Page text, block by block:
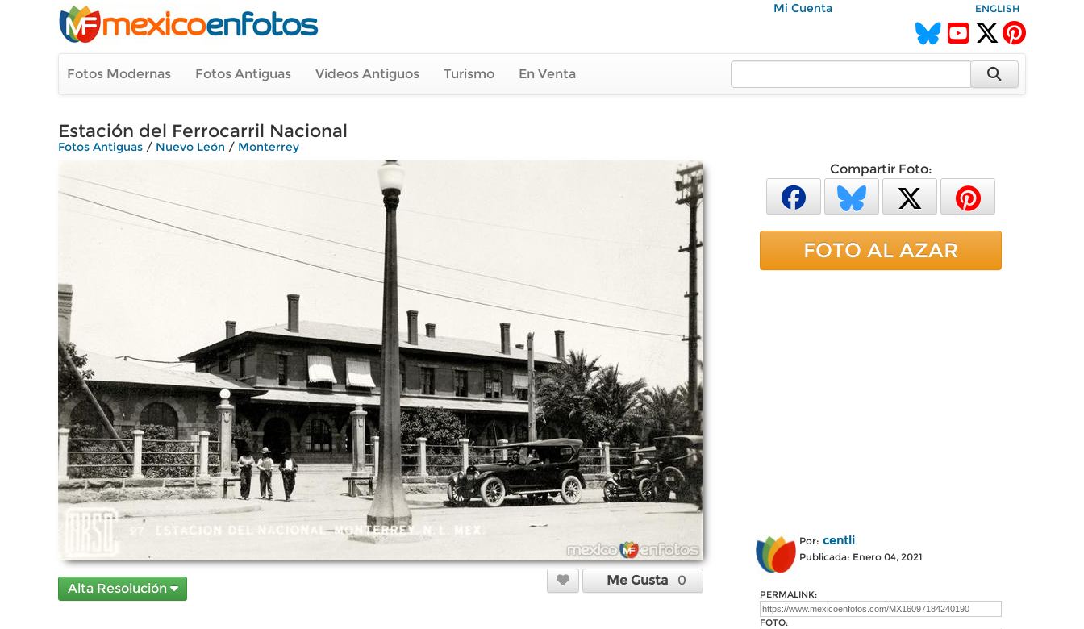
Mi Cuenta ENGLISH
Fotos Modernas Fotos Antiguas Videos Antiguos Turismo En Venta
Estación del Ferrocarril Nacional
Fotos Antiguas / Nuevo León / Monterrey
Alta Resolución
Me Gusta 0
Compartir Foto:
FOTO AL AZAR
Por: centli
Publicada: Enero 04, 2021
PERMALINK:
FOTO: